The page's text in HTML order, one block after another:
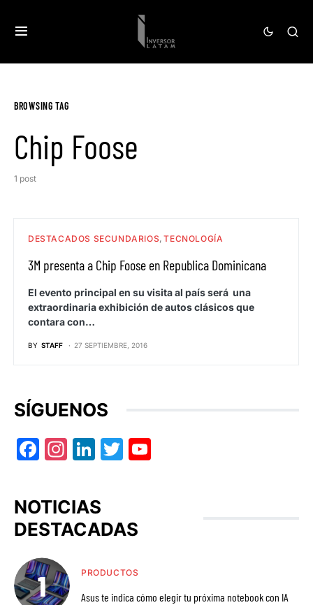
BROWSING TAG
Chip Foose
1 post
DESTACADOS SECUNDARIOS TECNOLOGÍA
3M presenta a Chip Foose en Republica Dominicana
El evento principal en su visita al país será una
extraordinaria exhibición de autos clásicos que
contara con…
BY STAFF 27 SEPTIEMBRE, 2016
SÍGUENOS
Facebook
Instagram
LinkedIn
Twitter
NOTICIAS
DESTACADAS
PRODUCTOS
Asus te indica cómo elegir tu próxima notebook con IA